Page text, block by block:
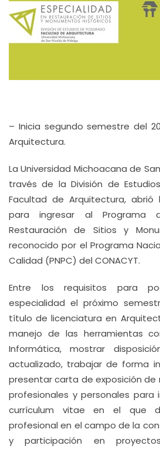
– Inicia segundo semestre del
Arquitectura.
La Universidad Michoacana de
través de la División de
Facultad de Arquitectura, abrió
para ingresar al Programa
Restauración de Sitios y
reconocido por el Programa
Calidad (PNPC) del CONACYT.
Entre los requisitos para
especialidad el próximo
título de licenciatura en
manejo de las herramientas
Informática, mostrar
actualizado, trabajar de forma
presentar carta de exposición
profesionales y personales para
currículum vitae en el que
profesional en el campo de la
y participación en